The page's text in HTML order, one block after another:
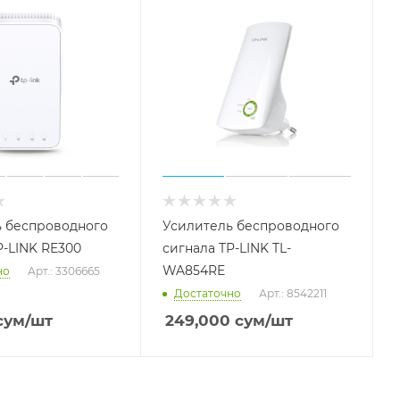
беспроводного
LINK RE300
Арт.: 3306665
/шт
Усилитель беспроводного
сигнала TP-LINK TL-
WA854RE
Достаточно Арт.: 8542211
249,000 сум/шт
питания
Аккумуляторы для UPS
Батарейные шкафы для ИБП
Оперативная память для
Жесткие диски для ноутбуков
Процессоры для серверов